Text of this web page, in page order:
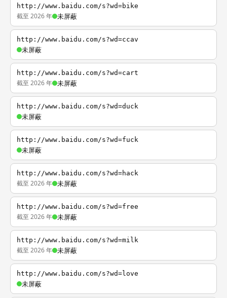
http://www.baidu.com/s?wd=bike
截至 2026 年 未屏蔽
http://www.baidu.com/s?wd=ccav
未屏蔽
http://www.baidu.com/s?wd=cart
截至 2026 年 未屏蔽
http://www.baidu.com/s?wd=duck
未屏蔽
http://www.baidu.com/s?wd=fuck
未屏蔽
http://www.baidu.com/s?wd=hack
截至 2026 年 未屏蔽
http://www.baidu.com/s?wd=free
截至 2026 年 未屏蔽
http://www.baidu.com/s?wd=milk
截至 2026 年 未屏蔽
http://www.baidu.com/s?wd=love
未屏蔽